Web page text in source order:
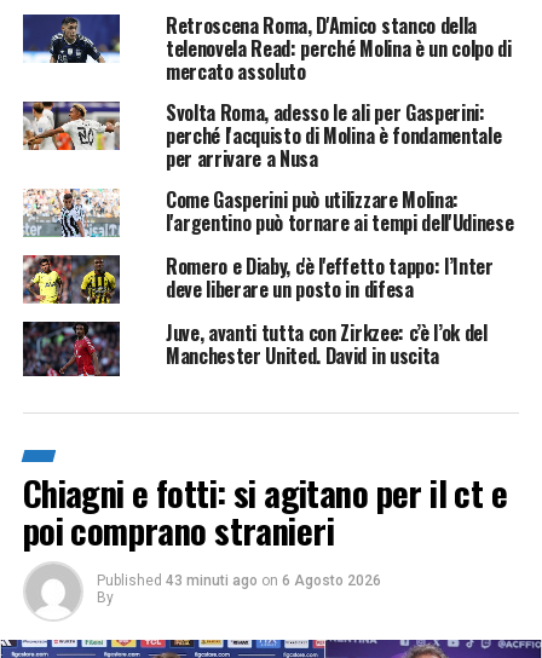
Retroscena Roma, D'Amico stanco della
telenovela Read: perché Molina è un colpo di
mercato assoluto
Svolta Roma, adesso le ali per Gasperini:
perché l'acquisto di Molina è fondamentale
per arrivare a Nusa
Come Gasperini può utilizzare Molina:
l'argentino può tornare ai tempi dell'Udinese
Romero e Diaby, c'è l'effetto tappo: l’Inter
deve liberare un posto in difesa
Juve, avanti tutta con Zirkzee: c’è l’ok del
Manchester United. David in uscita
Chiagni e fotti: si agitano per il ct e
poi comprano stranieri
Published 43 minuti ago on 6 Agosto 2026
By